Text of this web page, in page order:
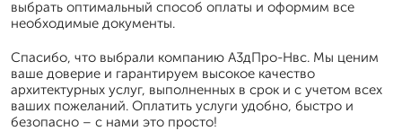
выбрать оптимальный способ оплаты и оформим все
необходимые документы.
Спасибо, что выбрали компанию А3дПро-Нвс. Мы ценим
ваше доверие и гарантируем высокое качество
архитектурных услуг, выполненных в срок и с учетом всех
ваших пожеланий. Оплатить услуги удобно, быстро и
безопасно – с нами это просто!